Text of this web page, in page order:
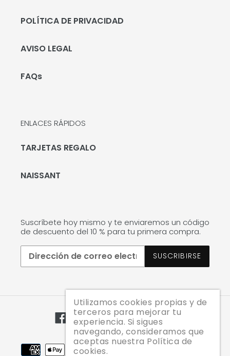
POLÍTICA DE PRIVACIDAD
AVISO LEGAL
FAQs
ENLACES RÁPIDOS
TARJETAS REGALO
NAISSANT
Suscríbete hoy mismo y te enviaremos un código
de descuento del 10 % para tu primera compra.
SUSCRIBIRSE
FacebookTwitterPinterestInstagramYouTube
Métodos
Utilizamos cookies propias y de
terceros para mejorar tu
experiencia. Si sigues
navegando, consideramos que
aceptas nuestra Política de
cookies.